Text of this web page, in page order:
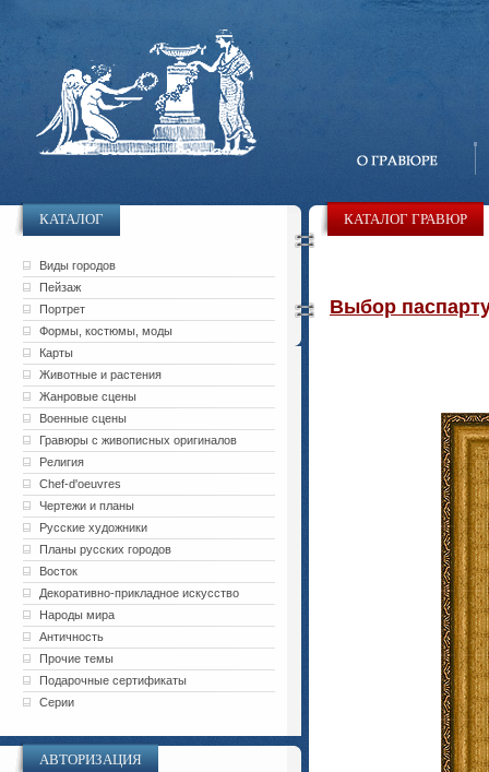
КАТАЛОГ
Виды городов
Пейзаж
Портрет
Формы, костюмы, моды
Карты
Животные и растения
Жанровые сцены
Военные сцены
Гравюры с живописных оригиналов
Религия
Chef-d'oeuvres
Чертежи и планы
Русские художники
Планы русских городов
Восток
Декоративно-прикладное искусство
Народы мира
Античность
Прочие темы
Подарочные сертификаты
Серии
АВТОРИЗАЦИЯ
КАТАЛОГ ГРАВЮР
Выбор